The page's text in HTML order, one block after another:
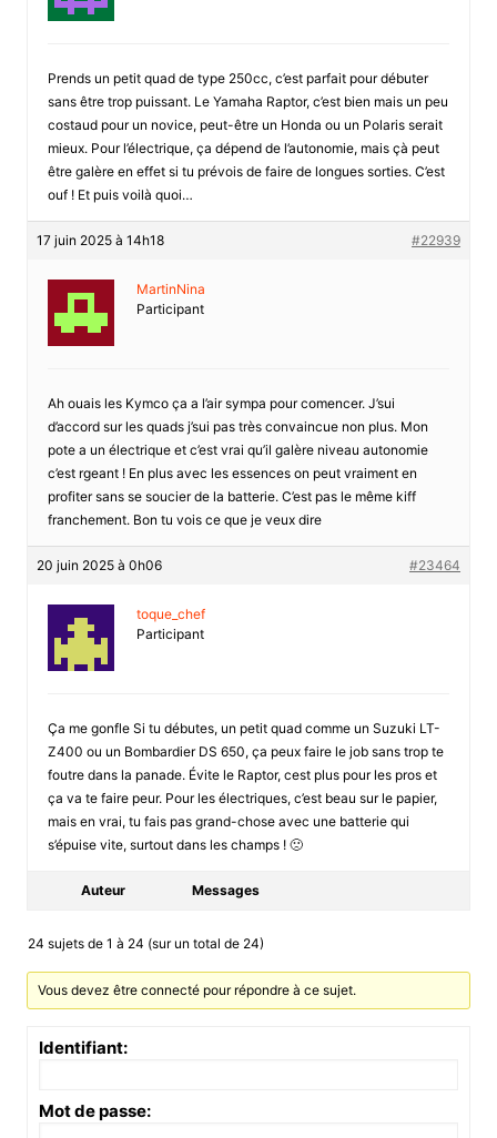
Prends un petit quad de type 250cc, c’est parfait pour débuter
sans être trop puissant. Le Yamaha Raptor, c’est bien mais un peu
costaud pour un novice, peut-être un Honda ou un Polaris serait
mieux. Pour l’électrique, ça dépend de l’autonomie, mais çà peut
être galère en effet si tu prévois de faire de longues sorties. C’est
ouf ! Et puis voilà quoi…
17 juin 2025 à 14h18 #22939
MartinNina
Participant
Ah ouais les Kymco ça a l’air sympa pour comencer. J’sui
d’accord sur les quads j’sui pas très convaincue non plus. Mon
pote a un électrique et c’est vrai qu’il galère niveau autonomie
c’est rgeant ! En plus avec les essences on peut vraiment en
profiter sans se soucier de la batterie. C’est pas le même kiff
franchement. Bon tu vois ce que je veux dire
20 juin 2025 à 0h06 #23464
toque_chef
Participant
Ça me gonfle Si tu débutes, un petit quad comme un Suzuki LT-
Z400 ou un Bombardier DS 650, ça peux faire le job sans trop te
foutre dans la panade. Évite le Raptor, cest plus pour les pros et
ça va te faire peur. Pour les électriques, c’est beau sur le papier,
mais en vrai, tu fais pas grand-chose avec une batterie qui
s’épuise vite, surtout dans les champs ! 🙁
Auteur Messages
24 sujets de 1 à 24 (sur un total de 24)
Vous devez être connecté pour répondre à ce sujet.
Identifiant:
Mot de passe: